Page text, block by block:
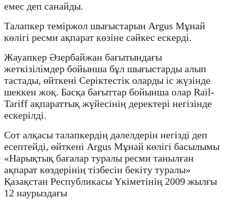
емес деп санайды.
Талапкер теміржол шығыстарын Argus Мұнай
көлігі ресми ақпарат көзіне сәйкес ескерді.
Жауапкер Әзербайжан бағытындағы
жеткізілімдер бойынша бұл шығыстарды алып
тастады, өйткені Серіктестік оларды іс жүзінде
шеккен жоқ. Басқа бағыттар бойынша олар Rail-
Tariff ақпараттық жүйесінің деректері негізінде
ескерілді.
Сот алқасы талапкердің дәлелдерін негізді деп
есептейді, өйткені Argus Мұнай көлігі басылымы
«Нарықтық бағалар туралы ресми танылған
ақпарат көздерінің тізбесін бекіту туралы»
Қазақстан Республикасы Үкіметінің 2009 жылғы
12 наурыздағы